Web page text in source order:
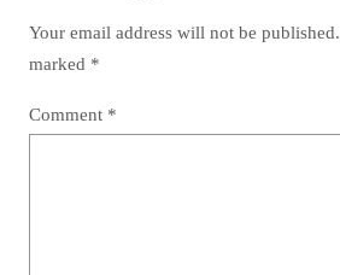
Your email address will not be published.
marked *
Comment *